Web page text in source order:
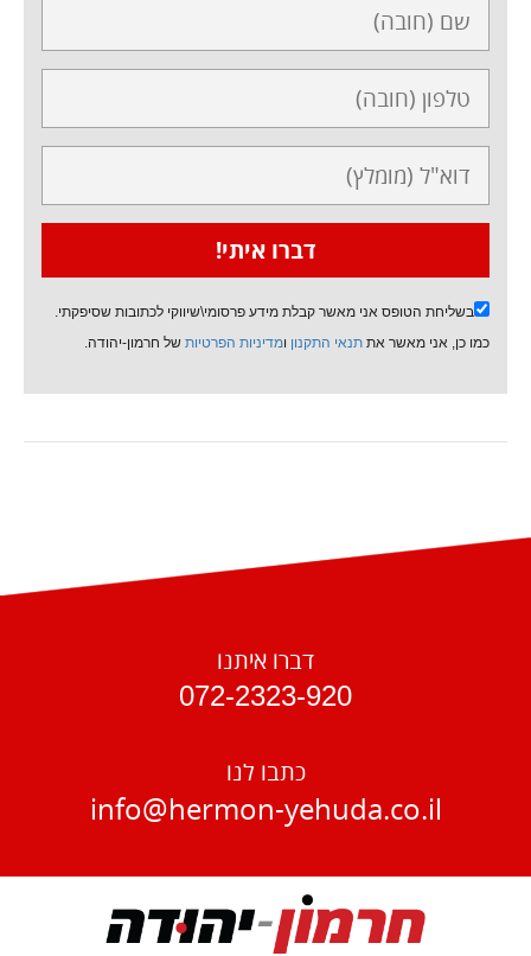
בשליחת הטופס אני מאשר קבלת מידע פרסומי\שיווקי לכתובות שסיפקתי.
כמו כן, אני מאשר את תנאי התקנון ומדיניות הפרטיות של חרמון-יהודה.
דברו איתנו
072-2323-920
כתבו לנו
info@hermon-yehuda.co.il